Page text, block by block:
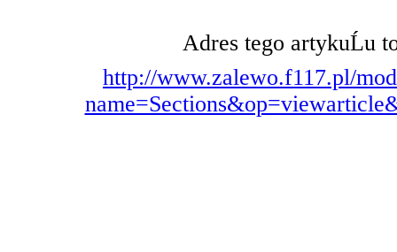
Adres tego artykuĹu
http://www.zalewo.f117.pl/